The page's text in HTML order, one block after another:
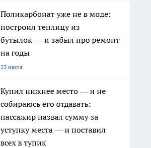
Поликарбонат уже не в моде:
построил теплицу из
бутылок — и забыл про ремонт
на годы
23 июля
Купил нижнее место — и не
собираюсь его отдавать:
пассажир назвал сумму за
уступку места — и поставил
всех в тупик